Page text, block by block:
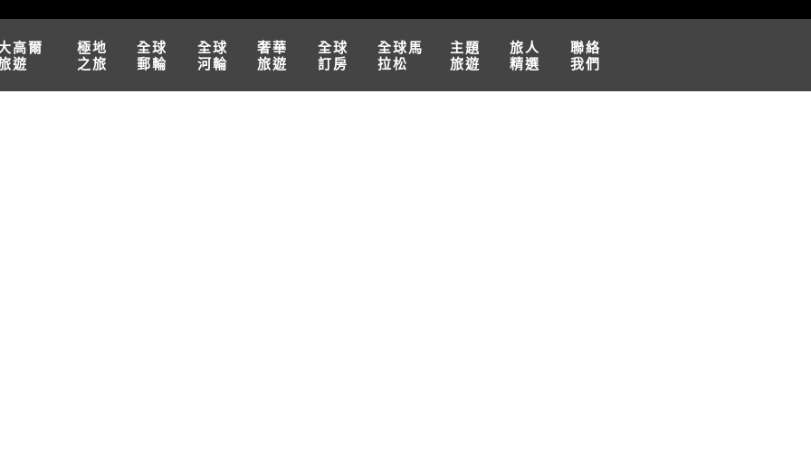
高爾
遊
極地
之旅
全球
郵輪
全球
河輪
奢華
旅遊
全球
訂房
全球馬
拉松
主題
旅遊
旅人
精選
聯絡
我們